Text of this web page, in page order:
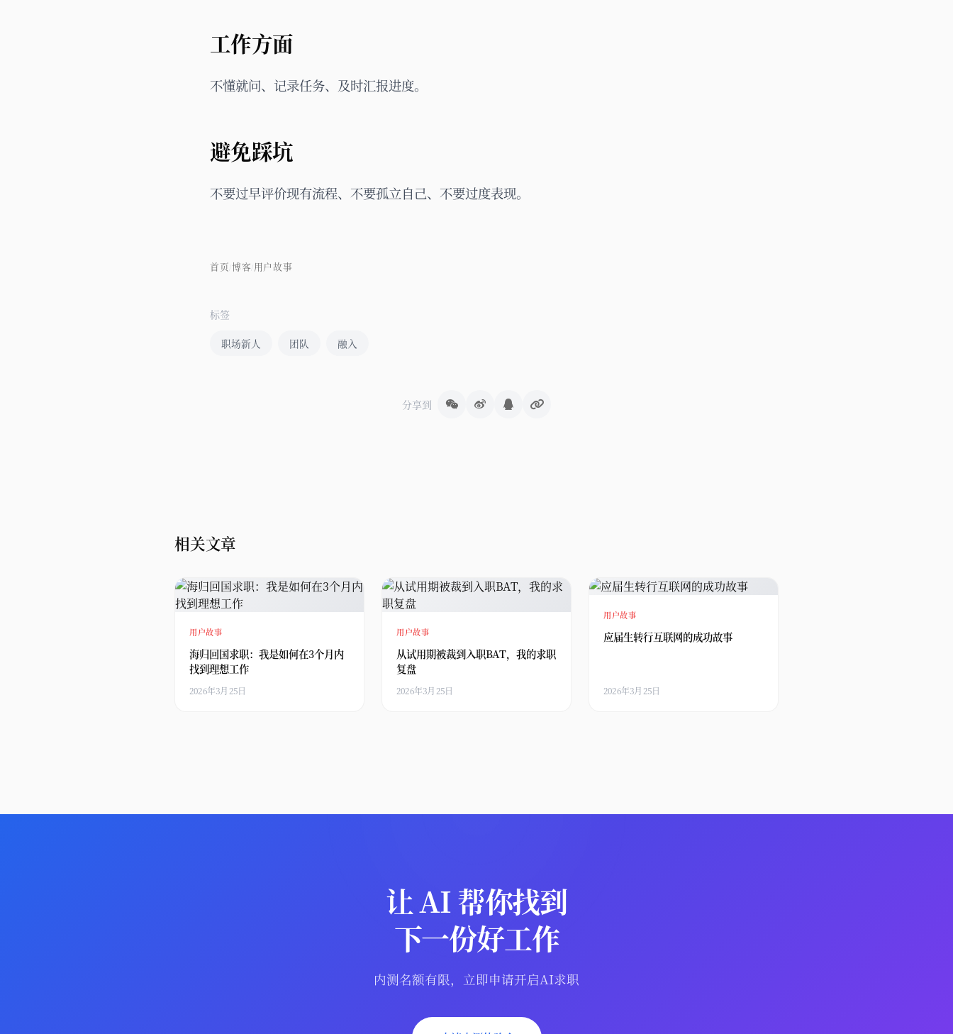
工作方面
不懂就问、记录任务、及时汇报进度。
避免踩坑
不要过早评价现有流程、不要孤立自己、不要过度表现。
首页 博客 用户故事
标签
职场新人 团队 融入
分享到
相关文章
用户故事
海归回国求职：我是如何在3个月内
找到理想工作
2026年3月25日
用户故事
从试用期被裁到入职BAT，我的求职
复盘
2026年3月25日
用户故事
应届生转行互联网的成功故事
2026年3月25日
让 AI 帮你找到
下一份好工作
内测名额有限，立即申请开启AI求职